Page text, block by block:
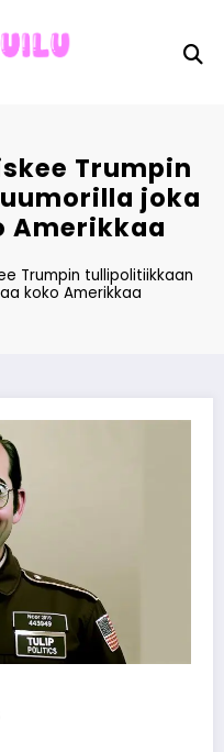
Trumpin
joka
Amerikkaa
Trumpin tullipolitiikkaan
koko Amerikkaa